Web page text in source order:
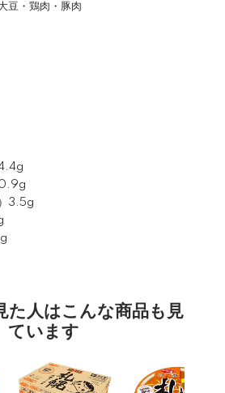
豆・鶏肉・豚肉
0.9g
3.5g
た人はこんな商品も見
ています